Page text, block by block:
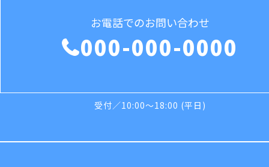
お電話でのお問い合わせ
000-000-0000
受付／10:00～18:00 (平日)